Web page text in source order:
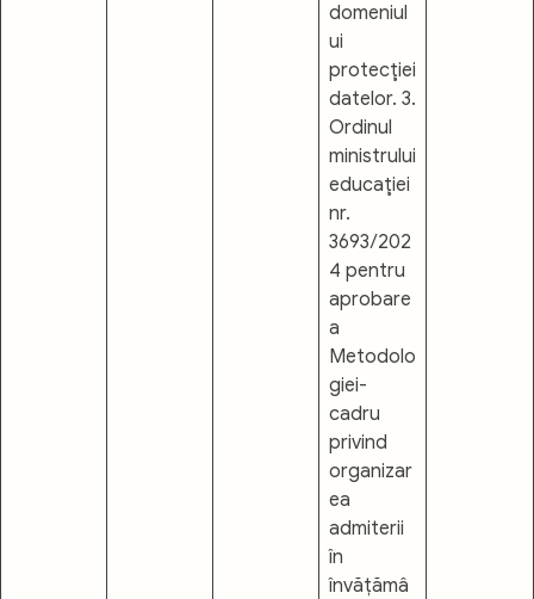
domeniul
ui
protecţiei
datelor. 3.
Ordinul
ministrului
educaţiei
nr.
3693/202
4 pentru
aprobare
a
Metodolo
giei-
cadru
privind
organizar
ea
admiterii
în
învățămâ